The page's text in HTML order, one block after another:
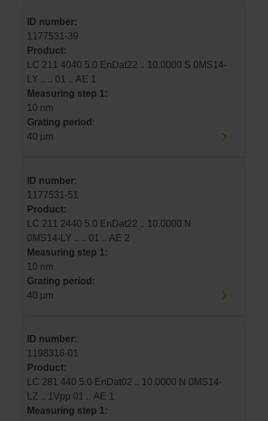
ID number:
1177531-39
Product:
LC 211 4040 5.0 EnDat22 .. 10.0000 S 0MS14-
LY .. .. 01 .. AE 1
Measuring step 1:
10 nm
Grating period:
40 µm
ID number:
1177531-51
Product:
LC 211 2440 5.0 EnDat22 .. 10.0000 N
0MS14-LY .. .. 01 .. AE 2
Measuring step 1:
10 nm
Grating period:
40 µm
ID number:
1198316-01
Product:
LC 281 440 5.0 EnDat02 .. 10.0000 N 0MS14-
LZ .. 1Vpp 01 .. AE 1
Measuring step 1: